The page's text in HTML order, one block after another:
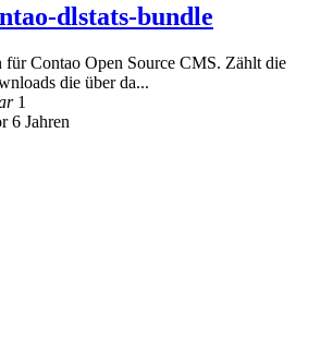
dlstats-bundle
Contao Open Source CMS. Zählt die
die über da...
1
6 Jahren